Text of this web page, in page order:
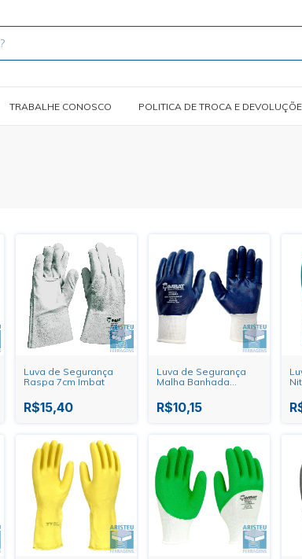
TRABALHE CONOSCO POLITICA DE TROCA E
Luva de Segurança
Raspa 7cm Imbat
R$15,40
Luva de Segurança
Malha Banhada
R$10,15